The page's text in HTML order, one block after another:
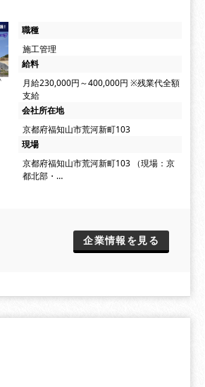
職種
施工管理
給料
月給230,000円～400,000円 ※残業代全額
支給
会社所在地
京都府福知山市荒河新町103
現場
京都府福知山市荒河新町103 （現場：京
都北部・…
企業情報を見る